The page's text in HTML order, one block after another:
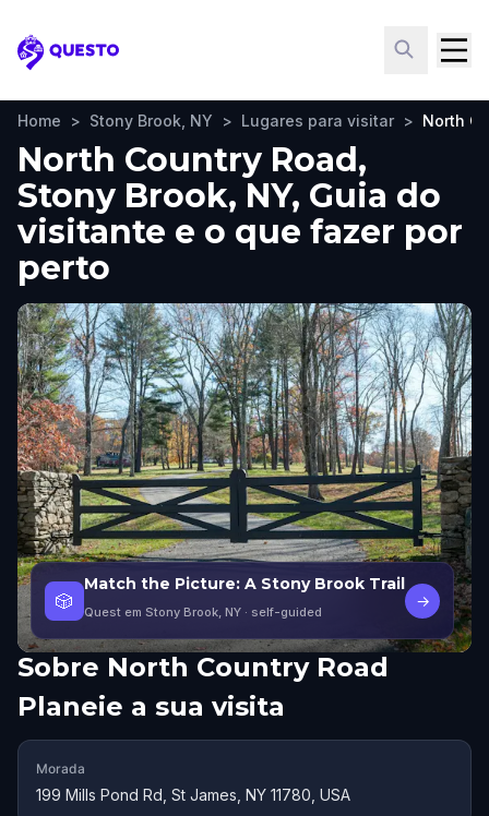
Questo
Home > Stony Brook, NY > Lugares para visitar > North
North Country Road,
Stony Brook, NY, Guia do
visitante e o que fazer por
perto
🎲
Match the Picture: A Stony Brook Trail
Quest em Stony Brook, NY · self-guided
→
Sobre North Country Road
Planeie a sua visita
Morada
199 Mills Pond Rd, St James, NY 11780, USA